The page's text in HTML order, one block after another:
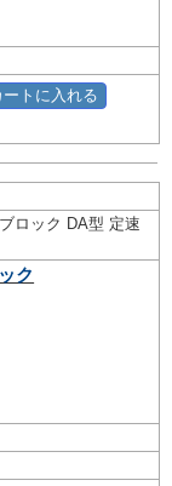
ートに入れる
ロック DA型 定速
ク